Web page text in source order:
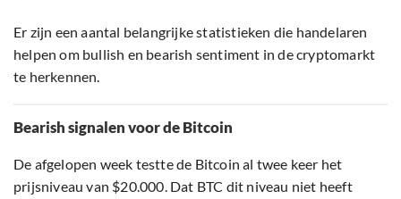
Er zijn een aantal belangrijke statistieken die handelaren
helpen om bullish en bearish sentiment in de cryptomarkt
te herkennen.
Bearish signalen voor de Bitcoin
De afgelopen week testte de Bitcoin al twee keer het
prijsniveau van $20.000. Dat BTC dit niveau niet heeft